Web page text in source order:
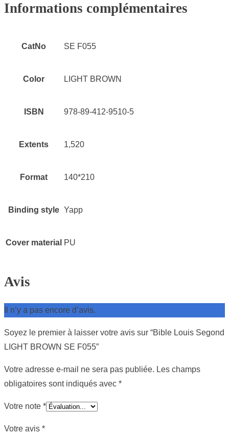
Informations complémentaires
CatNo SE F055
Color LIGHT BROWN
ISBN 978-89-412-9510-5
Extents 1,520
Format 140*210
Binding style Yapp
Cover material PU
Avis
Il n’y a pas encore d’avis.
Soyez le premier à laisser votre avis sur “Bible Louis Segond
LIGHT BROWN SE F055”
Votre adresse e-mail ne sera pas publiée. Les champs
obligatoires sont indiqués avec *
Votre note *
Votre avis *